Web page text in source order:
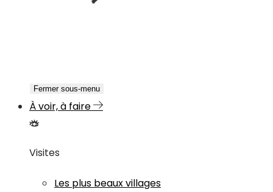
Fermer sous-menu
À voir, à faire
Visites
Les plus beaux villages